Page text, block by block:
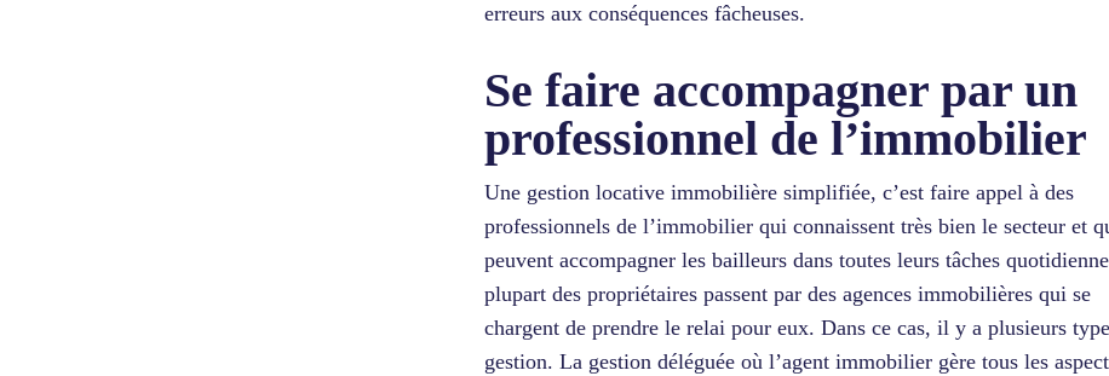
erreurs aux conséquences fâcheuses.
Se faire accompagner par un
professionnel de l’immobilier
Une gestion locative immobilière simplifiée, c’est faire appel à des
professionnels de l’immobilier qui connaissent très bien le secteur et
peuvent accompagner les bailleurs dans toutes leurs tâches
plupart des propriétaires passent par des agences immobilières qui se
chargent de prendre le relai pour eux. Dans ce cas, il y a plusieurs
gestion. La gestion déléguée où l’agent immobilier gère tous les